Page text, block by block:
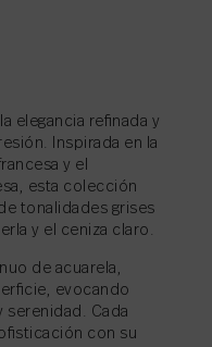
COMPARTIR
→
→
elegancia reﬁnada y
Inspirada en la
y el
esta colección
tonalidades grises
y el ceniza claro.
de acuarela,
evocando
serenidad. Cada
con su